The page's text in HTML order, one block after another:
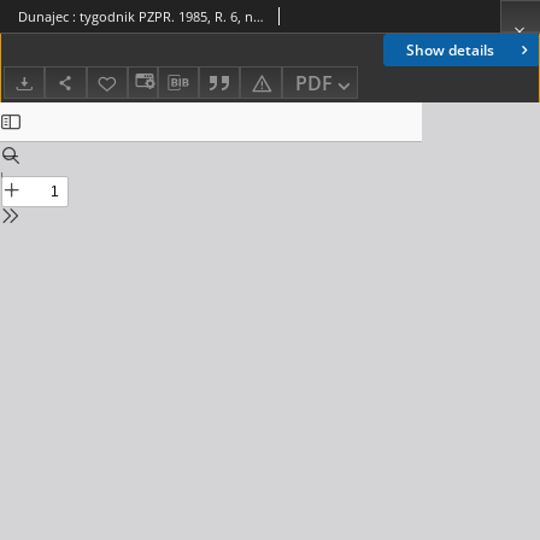
Show details
PDF
Dunajec : tygodnik PZPR. 1985, R. 6, nr 21(238)